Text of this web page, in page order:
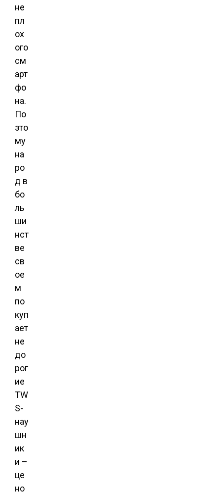
не
пл
ох
ого
см
арт
фо
на.
По
это
му
на
ро
д в
бо
ль
ши
нст
ве
св
ое
м
по
куп
ает
не
до
рог
ие
TW
S-
нау
шн
ик
и –
це
но